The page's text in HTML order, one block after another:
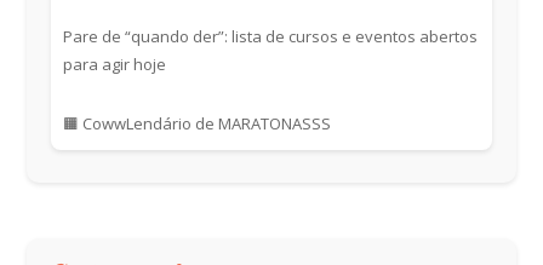
Pare de “quando der”: lista de cursos e eventos abertos
para agir hoje
🟧 CowwLendário de MARATONASSS